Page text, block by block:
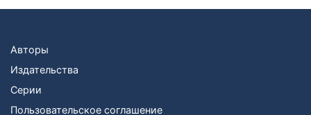
Авторы
Издательства
Серии
Пользовательское соглашение